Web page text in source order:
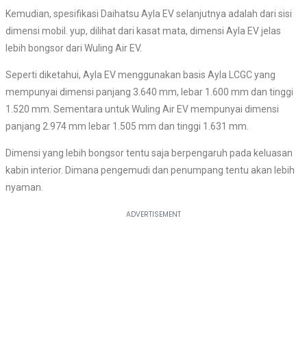
Kemudian, spesifikasi Daihatsu Ayla EV selanjutnya adalah dari sisi
dimensi mobil. yup, dilihat dari kasat mata, dimensi Ayla EV jelas
lebih bongsor dari Wuling Air EV.
Seperti diketahui, Ayla EV menggunakan basis Ayla LCGC yang
mempunyai dimensi panjang 3.640 mm, lebar 1.600 mm dan tinggi
1.520 mm. Sementara untuk Wuling Air EV mempunyai dimensi
panjang 2.974 mm lebar 1.505 mm dan tinggi 1.631 mm.
Dimensi yang lebih bongsor tentu saja berpengaruh pada keluasan
kabin interior. Dimana pengemudi dan penumpang tentu akan lebih
nyaman.